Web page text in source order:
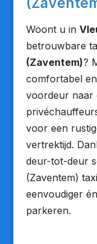
Woont u in
betrouwbare
(Zaventem)?
comfortabel
voordeur naar
voor een
vertrektijd.
deur-tot-deur
(Zaventem)
eenvoudiger
parkeren.